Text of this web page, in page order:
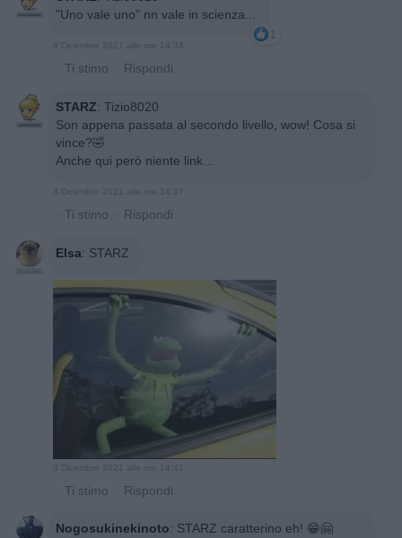
"Uno vale uno" nn vale in scienza...
1
· Ti stimo · Rispondi
STARZ: Tizio8020
Son appena passata al secondo livello, wow! Cosa si
vince?🤣
Anche qui però niente link...
8 Dicembre 2021 alle ore 14:37
· Ti stimo · Rispondi
Elsa: STARZ
8 Dicembre 2021 alle ore 14:41
· Ti stimo · Rispondi
Nogosukinekinoto: STARZ caratterino eh! 😁🤗